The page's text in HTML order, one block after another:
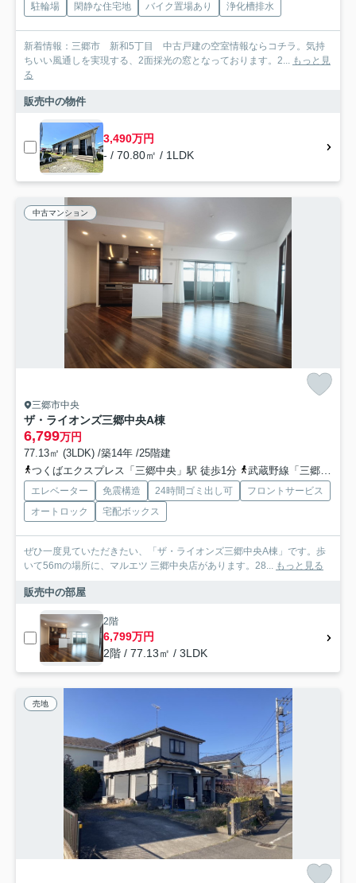
駐輪場 閑静な住宅地 バイク置場あり 浄化槽排水
新着情報：三郷市 新和5丁目 中古戸建の空室情報ならコチラ。気持
ちいい風通しを実現する、2面採光の窓となっております。2... もっと見
る
販売中の物件
3,490万円
- / 70.80㎡ / 1LDK
中古マンション
三郷市中央
ザ・ライオンズ三郷中央A棟
6,799万円
77.13㎡ (3LDK) /築14年 /25階建
つくばエクスプレス「三郷中央」駅 徒歩1分
武蔵野線「三郷」駅 徒歩33分
エレベーター 免震構造 24時間ゴミ出し可
フロントサービス
オートロック
宅配ボックス
ぜひ一度見ていただきたい、「ザ・ライオンズ三郷中央A棟」です。歩
いて56mの場所に、マルエツ 三郷中央店があります。28... もっと見る
販売中の部屋
2階
6,799万円
2階 / 77.13㎡ / 3LDK
売地